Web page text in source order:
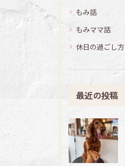
もみ話
もみママ話
休日の過ごし方
最近の投稿